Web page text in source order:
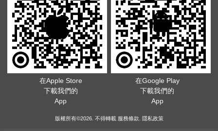
在Apple Store
下載我們的
App
在Google Play
下載我們的
App
版權所有©2026. 不得轉載 服務條款 隱私政策